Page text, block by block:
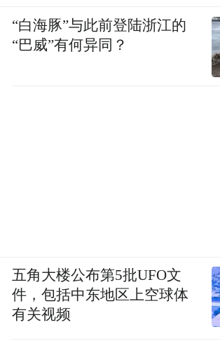
“白海豚”与此前登陆浙江的
“巴威”有何异同？
五角大楼公布第5批UFO文
件，包括中东地区上空球体
有关视频